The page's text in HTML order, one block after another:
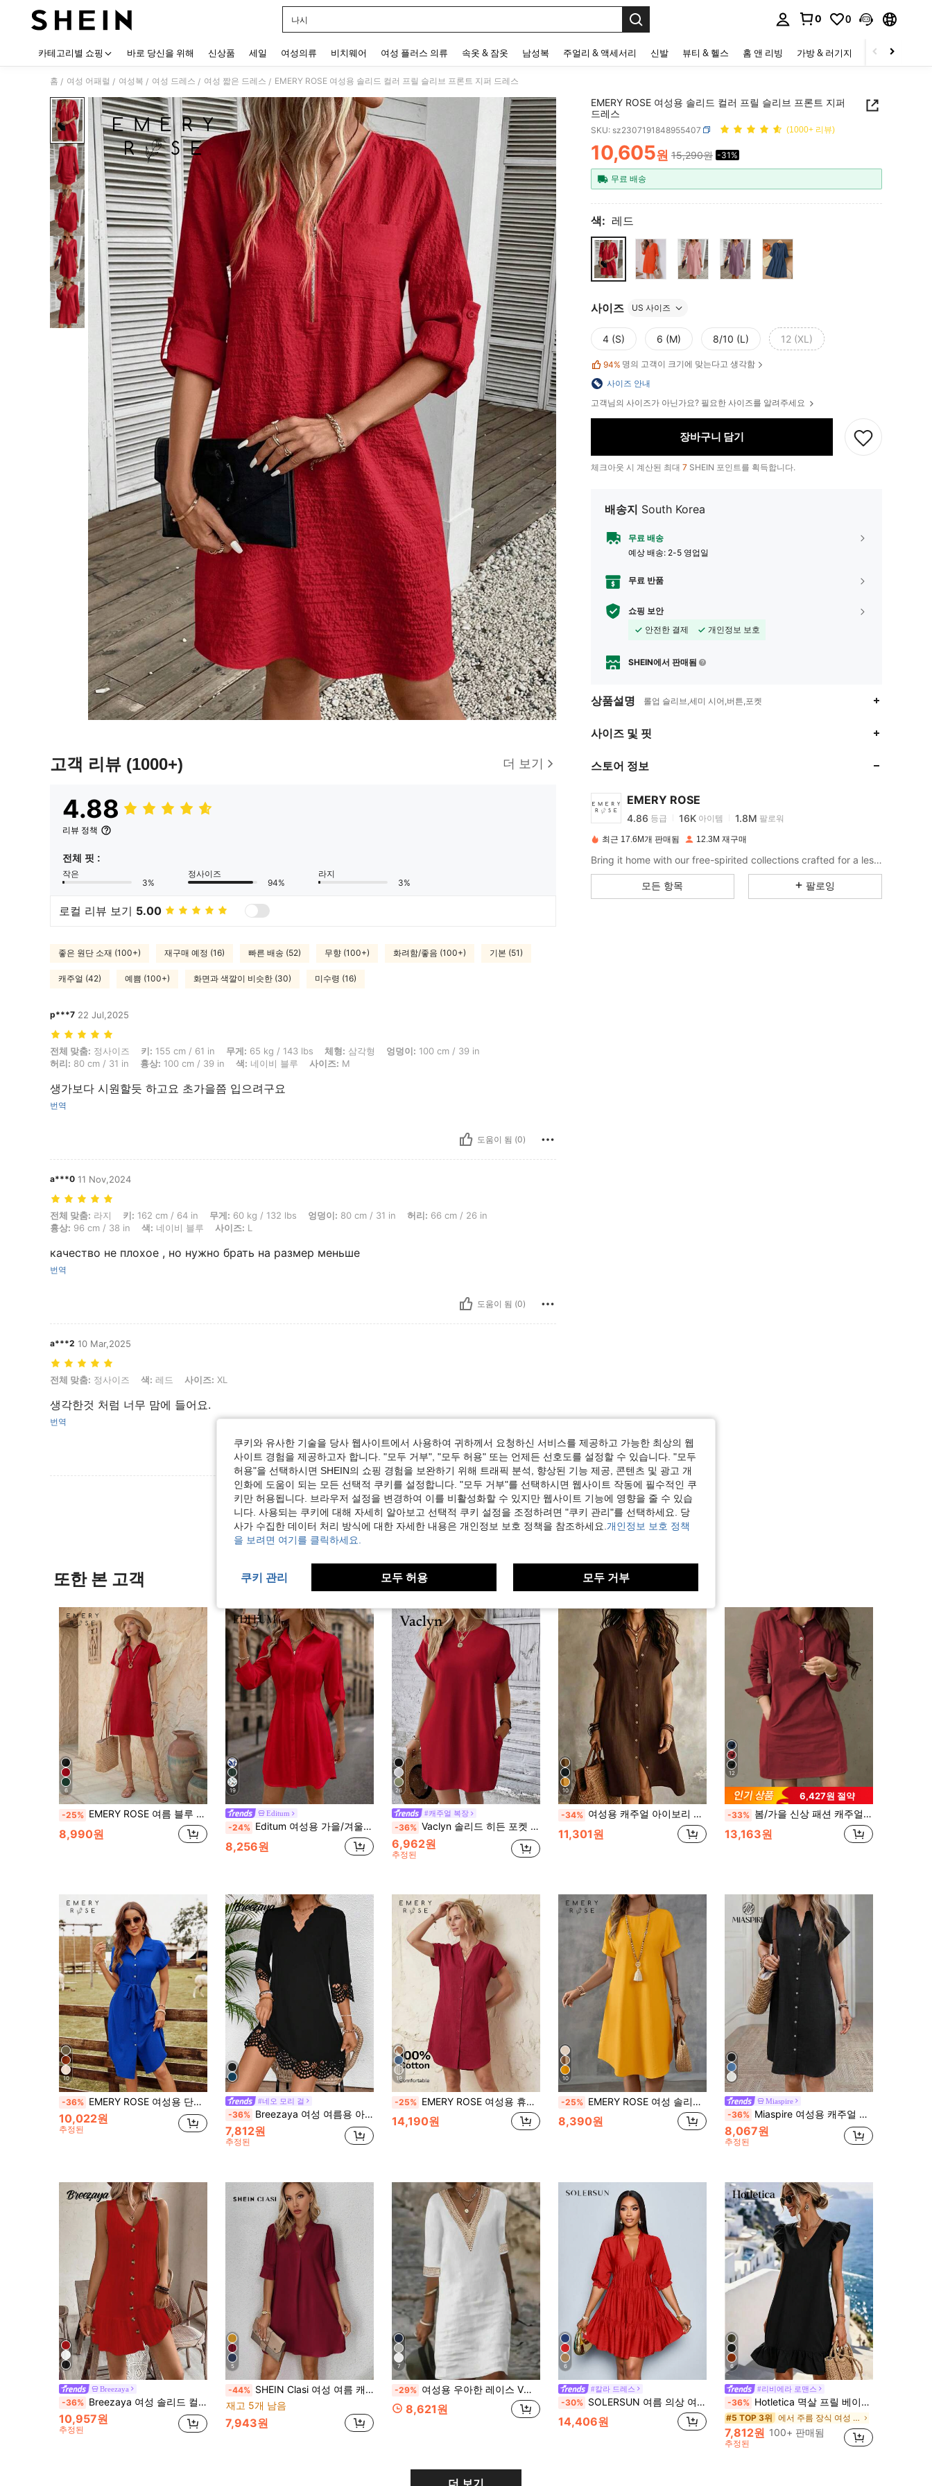
나시
0 0
카테고리별 쇼핑 바로 당신을 위해 신상품 세일 여성의류 비치웨어 여성 플러스 의류 속옷 & 잠옷 남성복 주얼리 & 액세서리 신발 뷰티 & 헬스 홈 앤 리빙 가방 & 러기지 스포츠 & 아웃
홈 / 여성 어패럴 / 여성복 / 여성 드레스 / 여성 짧은 드레스 / EMERY ROSE 여성용 솔리드 컬러 프릴 슬리브 프론트 지퍼 드레스
고객 리뷰 (1000+) 더 보기
4.88
리뷰 정책
전체 핏 :
작은
3%
정사이즈
94%
라지
3%
로컬 리뷰 보기 5.00
좋은 원단 소재 (100+) 재구매 예정 (16) 빠른 배송 (52) 무향 (100+) 화려함/좋음 (100+) 기본 (51)
캐주얼 (42) 예쁨 (100+) 화면과 색깔이 비슷한 (30) 미수령 (16)
p***7 22 Jul,2025
전체 맞춤: 정사이즈, 키: 155 cm / 61 in, 무게: 65 kg / 143 lbs, 체형: 삼각형, 엉덩이: 100 cm / 39 in, 허리: 80 cm / 31 in, 흉상: 100 cm / 39 in, 색: 네이비 블루, 사이즈: M
전체 맞춤: 정사이즈 키: 155 cm / 61 in 무게: 65 kg / 143 lbs 체형: 삼각형 엉덩이: 100 cm / 39 in
허리: 80 cm / 31 in 흉상: 100 cm / 39 in 색: 네이비 블루 사이즈: M
생가보다 시원할듯 하고요 초가을쯤 입으려구요
번역
도움이 됨 (0)
a***0 11 Nov,2024
전체 맞춤: 라지, 키: 162 cm / 64 in, 무게: 60 kg / 132 lbs, 엉덩이: 80 cm / 31 in, 허리: 66 cm / 26 in, 흉상: 96 cm / 38 in, 색: 네이비 블루, 사이즈: L
전체 맞춤: 라지 키: 162 cm / 64 in 무게: 60 kg / 132 lbs 엉덩이: 80 cm / 31 in 허리: 66 cm / 26 in
흉상: 96 cm / 38 in 색: 네이비 블루 사이즈: L
качество не плохое , но нужно брать на размер меньше
번역
도움이 됨 (0)
a***2 10 Mar,2025
전체 맞춤: 정사이즈, 색: 레드, 사이즈: XL
전체 맞춤: 정사이즈 색: 레드 사이즈: XL
생각한것 처럼 너무 맘에 들어요.
번역
도움이 됨 (0)
리뷰 더 보기
EMERY ROSE 여성용 솔리드 컬러 프릴 슬리브 프론트 지퍼
드레스
SKU: sz2307191848955407 (1000+ 리뷰)
PRICE AND AVAILABILITY
10,605원 15,290원 -31%
무료 배송
색: 레드
사이즈 US 사이즈
4 (S) 6 (M) 8/10 (L) 12 (XL)
94% 명의 고객이 크기에 맞는다고 생각함
사이즈 안내
고객님의 사이즈가 아닌가요? 필요한 사이즈를 알려주세요
장바구니 담기
체크아웃 시 계산된 최대 7 SHEIN 포인트를 획득합니다.
배송지 South Korea
무료 배송
예상 배송: 2-5 영업일
무료 반품
쇼핑 보안
안전한 결제
개인정보 보호
SHEIN에서 판매됨
상품설명 롤업 슬리브,세미 시어,버튼,포켓
사이즈 및 핏
스토어 정보
EMERY ROSE
4.86
4.86
4.86 등급 16K 아이템 1.8M 팔로워
4.86 16K 1.8M
4.86 16K 1.8M
최근 17.6M개 판매됨 12.3M 재구매
Bring it home with our free-spirited collections crafted for a less complicated life.
모든 항목 팔로잉
또한 본 고객
6
-25% EMERY ROSE 여름 블루 캐주얼 박쥐날개 소매 드레스
8,990원
19
Editum
-24% Editum 여성용 가을/겨울 패션 다용도 통근용 플로럴 프린트 셔츠 드레스
8,256원
26
#캐주얼 복장
-36% Vaclyn 솔리드 히든 포켓 배트윙 슬리브 티셔츠 원피스
6,962원
추정된
10
-34% 여성용 캐주얼 아이보리 우븐 셔츠 드레스, 칼라 반팔 앞단추 디자인, 비대칭 밑단, 무릎 길이 우아한, 조용한 럭셔리 여름, 노력 없는 스타일
11,301원
12
6,427원 절약
-33% 봄/가을 신상 패션 캐주얼 턴다운 칼라 버튼 장식 긴팔 여성용 짧은 드레스 우아한
13,163원
10
-36% EMERY ROSE 여성용 단색 간단한 일상용 넥타이 반팔 드레스
10,022원
추정된
#네오 모리 걸
-36% Breezaya 여성 여름용 아크형 브이넥 홀로우 아웃 A라인 드레스, 루즈핏과 우아한 디자인
7,812원
추정된
19
-25% EMERY ROSE 여성용 휴가 캐주얼 솔리드 컬러 노치 넥 버튼 프론트 드레스
14,190원
10
-25% EMERY ROSE 여성 솔리드 컬러 반팔 드레스, 심플한 패션 캐주얼 일상 착용
8,390원
Miaspire
-36% Miaspire 여성용 캐주얼 미드 기장 셔츠 드레스 인조 데님 효과 봄여름용
8,067원
추정된
Breezaya
-36% Breezaya 여성 솔리드 컬러 미니멀리스트 캐주얼 민소매 드레스 새해 옷
10,957원
추정된
5
-44% SHEIN Clasi 여성 여름 캐주얼 솔리드 컬러 노치드 넥 드레스 캐주얼 레드 드레스/버건디 드레스/여성 튜닉 드레스
재고 5개 남음
7,943원
7
-29% 여성용 우아한 레이스 V넥 반팔 캐주얼 드레스, 봄/여름 화이트
8,621원
6
#칼라 드레스
-30% SOLERSUN 여름 의상 여름 옷 콘서트 의상 여성 레이브 의상 축제 휴가 의상 여성 비즈니스 캐주얼 해변 의상 여성 휴가 의상 여성 오피스 의상 여성 올드 머니 스타일 여성 보헤미안 스타일
14,406원
6
#리비에라 로맨스
-36% Hotletica 멱살 프릴 베이비 돌 드레스
#5 TOP 3위 에서 주름 장식 여성 드레스
7,812원 100+ 판매됨
추정된
더 보기
쿠키와 유사한 기술을 당사 웹사이트에서 사용하여 귀하께서 요청하신 서비스를 제공하고 가능한 최상의 웹
사이트 경험을 제공하고자 합니다. "모두 거부", "모두 허용" 또는 언제든 선호도를 설정할 수 있습니다. "모두
허용"을 선택하시면 SHEIN의 쇼핑 경험을 보완하기 위해 트래픽 분석, 향상된 기능 제공, 콘텐츠 및 광고 개
인화에 도움이 되는 모든 선택적 쿠키를 설정합니다. "모두 거부"를 선택하시면 웹사이트 작동에 필수적인 쿠
키만 허용됩니다. 브라우저 설정을 변경하여 이를 비활성화할 수 있지만 웹사이트 기능에 영향을 줄 수 있습
니다. 사용되는 쿠키에 대해 자세히 알아보고 선택적 쿠키 설정을 조정하려면 "쿠키 관리"를 선택하세요. 당
사가 수집한 데이터 처리 방식에 대한 자세한 내용은 개인정보 보호 정책을 참조하세요. 개인정보 보호 정책
을 보려면 여기를 클릭하세요.
쿠키 관리 모두 허용 모두 거부